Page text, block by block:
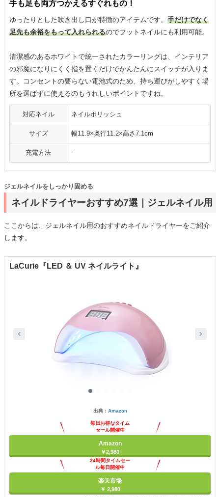
手も足も両方つかえるすぐれもの！
ゆったりとした吹き出し口が特徴のアイテムです。 手だけでなく
足先も余裕をもって入れられるのでフットネイルにも利用可能。
清潔感のあるホワイトで統一されたカラーリングは、インテリア
の邪魔になりにくく指を置くだけでかんたんにスイッチが入りま
す。コンセントの要らない電池式のため、持ち運びがしやすく場
所を選ばずに使えるのもうれしいポイントですね。
対応ネイル ネイルポリッシュ
サイズ 幅11.9×奥行11.2×高さ7.1cm
充電方法 -
ネイルドライヤーおすすめ7選｜ジェルネイル用
ジェルネイルをしっかり固める
ここからは、ジェルネイル用のおすすめネイルドライヤーをご紹介
します。
LaCurie『LED ＆ UV ネイルライト』
出典： Amazon
毎日お得なタイム
セール開催中
Amazon
￥2,980
24時間タイムセー
ル毎日開催中
楽天市場
￥ 2,980